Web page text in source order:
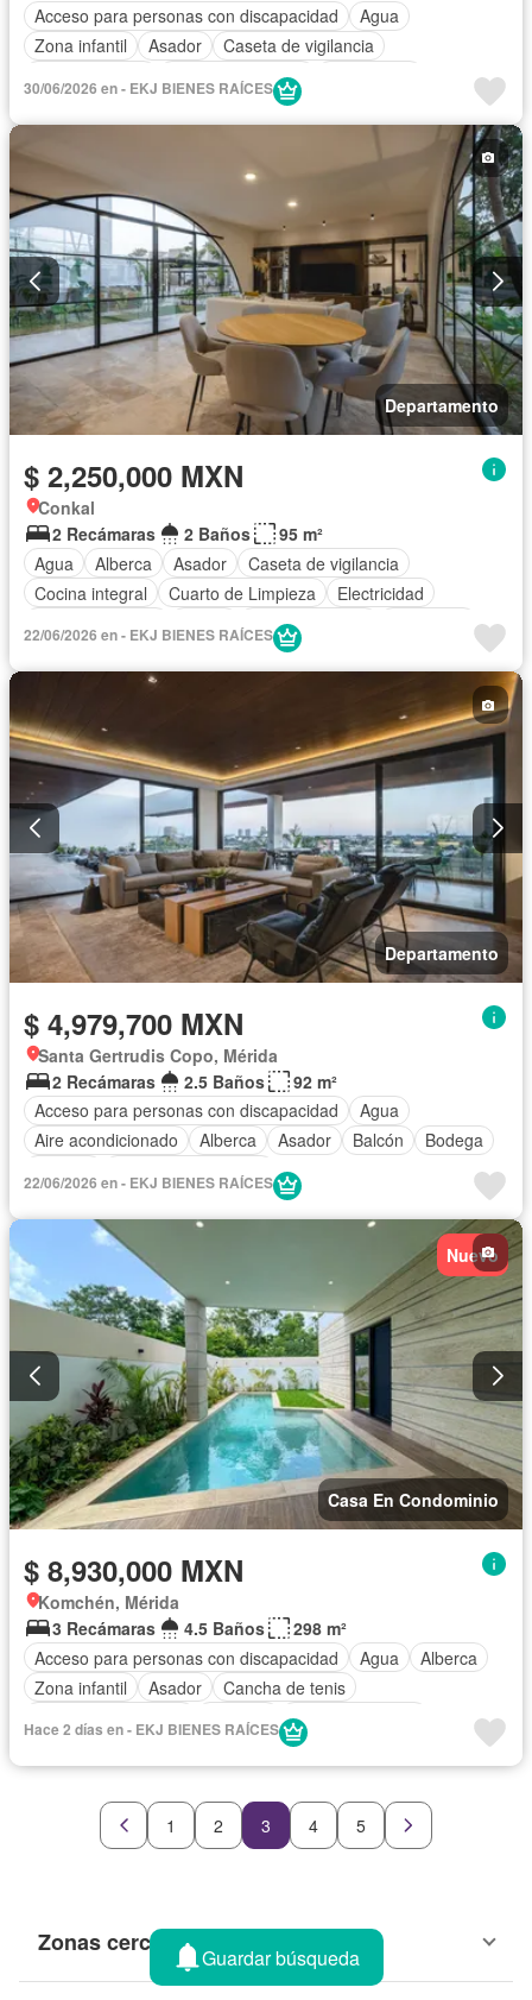
Acceso para personas con discapacidad
Agua
Zona infantil
Asador
Caseta de vigilancia
Cuarto de servicio
Seguridad
30/06/2026 en - EKJ BIENES RAÍCES
Departamento
$ 2,250,000 MXN
Conkal
2 Recámaras
2 Baños
95 m²
Agua
Alberca Asador
Caseta de vigilancia
Cocina integral
Cuarto de Limpieza
Electricidad
Sala polivalente
22/06/2026 en - EKJ BIENES RAÍCES
Departamento
$ 4,979,700 MXN
Santa Gertrudis Copo, Mérida
2 Recámaras
2.5 Baños
92 m²
Acceso para personas con discapacidad
Agua
Aire acondicionado
Alberca Asador Balcón
Bodega
Caseta de vigilancia
Cocina equipada
Cocina integral
Cuarto de Limpieza
Electricidad
Estacionamiento
Internet
Recámara con closet
Sala polivalente
Seguridad
Terraza
Vista panorámica Sin amueblar
22/06/2026 en - EKJ BIENES RAÍCES
Nuevo
Casa En Condominio
$ 8,930,000 MXN
Komchén, Mérida
3 Recámaras
4.5 Baños
298 m²
Acceso para personas con discapacidad
Agua
Alberca
Zona infantil
Asador
Cancha de tenis
Cisterna
Cocina equipada
Cuarto de Limpieza
Electricidad
Estacionamiento Gimnasio
Internet
Recámara con closet
Sala polivalente
Seguridad
Terraza Wifi Zonas verdes Sin amueblar
Hace 2 días en - EKJ BIENES RAÍCES
1 2 3 4 5
Zonas cercanas Guardar búsqueda